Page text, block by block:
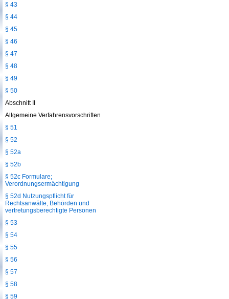
§ 43
§ 44
§ 45
§ 46
§ 47
§ 48
§ 49
§ 50
Abschnitt II
Allgemeine Verfahrensvorschriften
§ 51
§ 52
§ 52a
§ 52b
§ 52c Formulare;
Verordnungsermächtigung
§ 52d Nutzungspflicht für
Rechtsanwälte, Behörden und
vertretungsberechtigte Personen
§ 53
§ 54
§ 55
§ 56
§ 57
§ 58
§ 59